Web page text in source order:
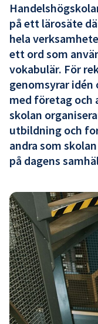
på ett lärosäte
hela
ett ord som
vokabulär. För
genomsyrar
med företag och
skolan
utbildning och
andra som
på dagens